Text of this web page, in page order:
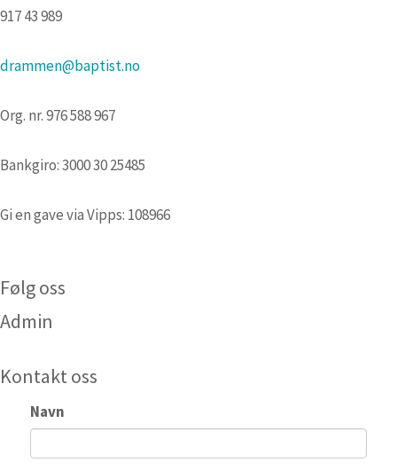
917 43 989
drammen@baptist.no
Org. nr. 976 588 967
Bankgiro: 3000 30 25485
Gi en gave via Vipps: 108966
Følg oss
Admin
Kontakt oss
Navn